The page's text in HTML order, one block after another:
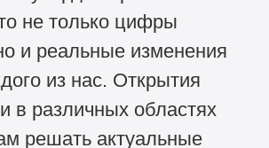
не только цифры
и реальные изменения
из нас. Открытия
в различных областях
решать актуальные